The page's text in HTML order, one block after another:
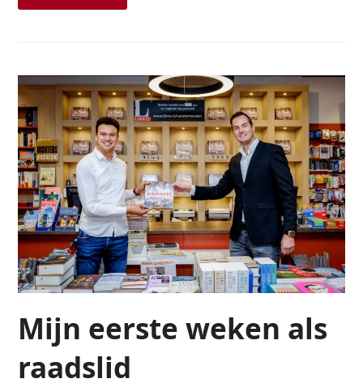
Mijn eerste weken als
raadslid